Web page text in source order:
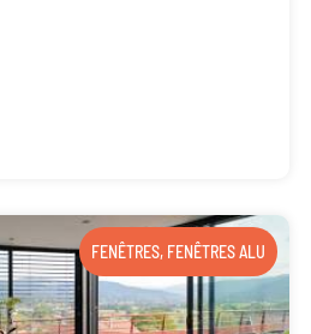
FENÊTRES, FENÊTRES ALU